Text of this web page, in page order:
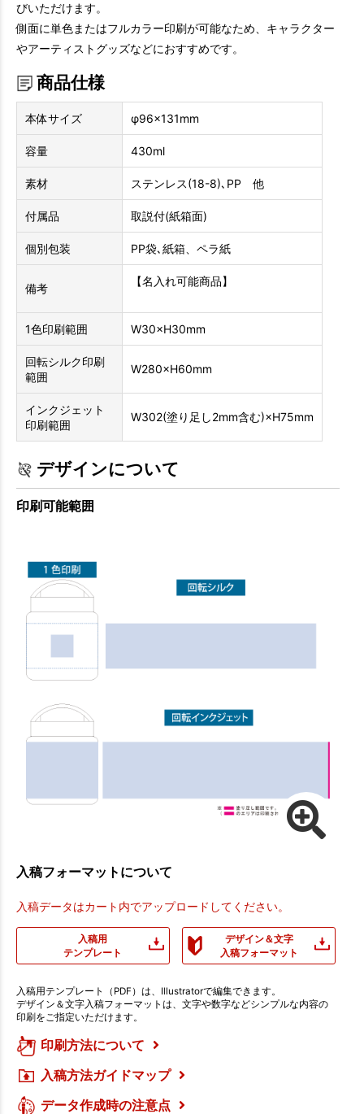
びいただけます。
側面に単色またはフルカラー印刷が可能なため、キャラクター
やアーティストグッズなどにおすすめです。
商品仕様
本体サイズ φ96×131mm
容量 430ml
素材 ステンレス(18-8)､PP 他
付属品 取説付(紙箱面)
個別包装 PP袋､紙箱、ペラ紙
備考
【名入れ可能商品】
1色印刷範囲 W30×H30mm
回転シルク印刷
範囲
W280×H60mm
インクジェット
印刷範囲
W302(塗り足し2mm含む)×H75mm
デザインについて
印刷可能範囲
入稿フォーマットについて
入稿データはカート内でアップロードしてください。
入稿用
テンプレート
デザイン＆文字
入稿フォーマット
入稿用テンプレート（PDF）は、Illustratorで編集できます。
デザイン＆文字入稿フォーマットは、文字や数字などシンプルな内容の
印刷をご指定いただけます。
印刷方法について
入稿方法ガイドマップ
データ作成時の注意点